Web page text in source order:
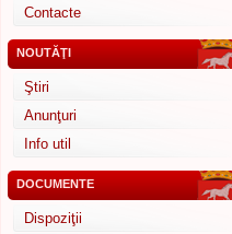
Contacte
NOUTĂŢI
Ştiri
Anunţuri
Info util
DOCUMENTE
Dispoziţii